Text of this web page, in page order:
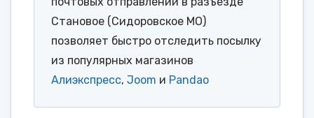
Становое (Сидоровское МО)
позволяет быстро отследить посылку
из популярных магазинов
Алиэкспресс, Joom и Pandao